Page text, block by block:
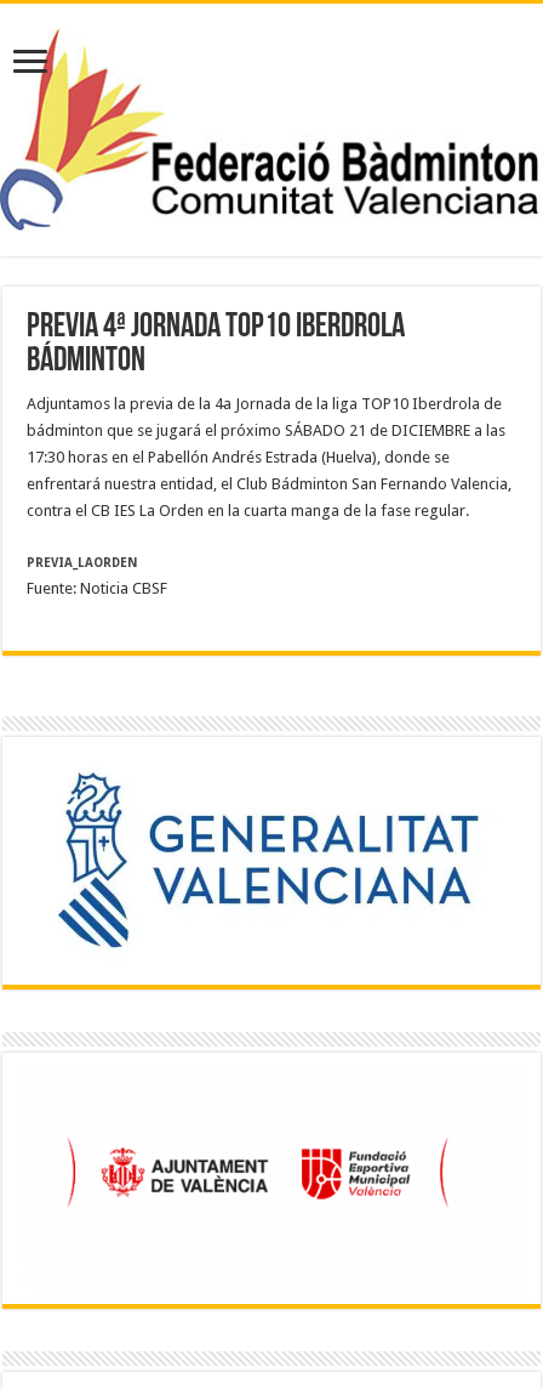
PREVIA 4ª JORNADA TOP10 IBERDROLA
BÁDMINTON
Adjuntamos la previa de la 4a Jornada de la liga TOP10 Iberdrola de
bádminton que se jugará el próximo SÁBADO 21 de DICIEMBRE a las
17:30 horas en el Pabellón Andrés Estrada (Huelva), donde se
enfrentará nuestra entidad, el Club Bádminton San Fernando Valencia,
contra el CB IES La Orden en la cuarta manga de la fase regular.
PREVIA_LAORDEN
Fuente: Noticia CBSF